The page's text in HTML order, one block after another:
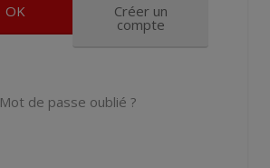
Créer un
compte
Mot de passe oublié ?